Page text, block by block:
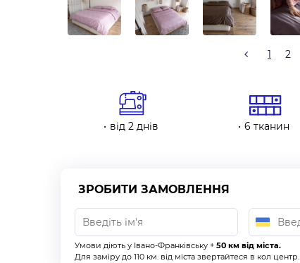
1 2
від 2 днів 6 тканин
ЗРОБИТИ ЗАМОВЛЕННЯ
Умови діють у Івано-Франківську + 50 км від міста.
Для заміру до 110 км. від міста звертайтеся в кол центр.